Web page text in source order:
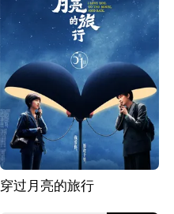
穿过月亮的旅行